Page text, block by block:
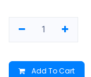
Add To Cart